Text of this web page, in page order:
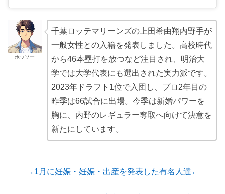
ホッソー
千葉ロッテマリーンズの上田希由翔内野手が
一般女性との入籍を発表しました。高校時代
から46本塁打を放つなど注目され、明治大
学では大学代表にも選出された実力派です。
2023年ドラフト1位で入団し、プロ2年目の
昨季は66試合に出場。今季は新婚パワーを
胸に、内野のレギュラー奪取へ向けて決意を
新たにしています。
→1月に妊娠・妊娠・出産を発表した有名人達←